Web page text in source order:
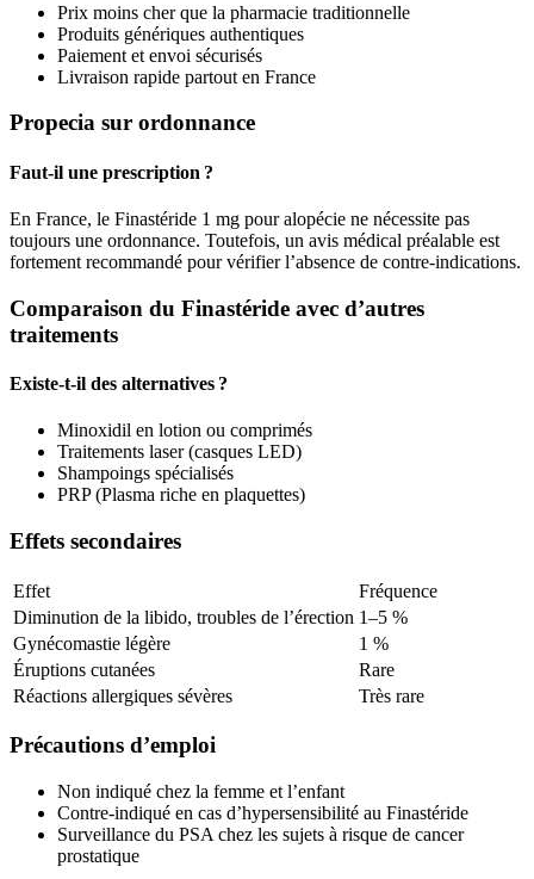
Prix moins cher que la pharmacie traditionnelle
Produits génériques authentiques
Paiement et envoi sécurisés
Livraison rapide partout en France
Propecia sur ordonnance
Faut-il une prescription ?
En France, le Finastéride 1 mg pour alopécie ne nécessite pas
toujours une ordonnance. Toutefois, un avis médical préalable est
fortement recommandé pour vérifier l’absence de contre-indications.
Comparaison du Finastéride avec d’autres
traitements
Existe-t-il des alternatives ?
Minoxidil en lotion ou comprimés
Traitements laser (casques LED)
Shampoings spécialisés
PRP (Plasma riche en plaquettes)
Effets secondaires
Effet
Fréquence
Diminution de la libido, troubles de l’érection 1–5 %
Gynécomastie légère
1 %
Éruptions cutanées
Rare
Réactions allergiques sévères
Très rare
Précautions d’emploi
Non indiqué chez la femme et l’enfant
Contre-indiqué en cas d’hypersensibilité au Finastéride
Surveillance du PSA chez les sujets à risque de cancer
prostatique